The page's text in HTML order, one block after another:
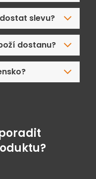
slevu?
dostanu?